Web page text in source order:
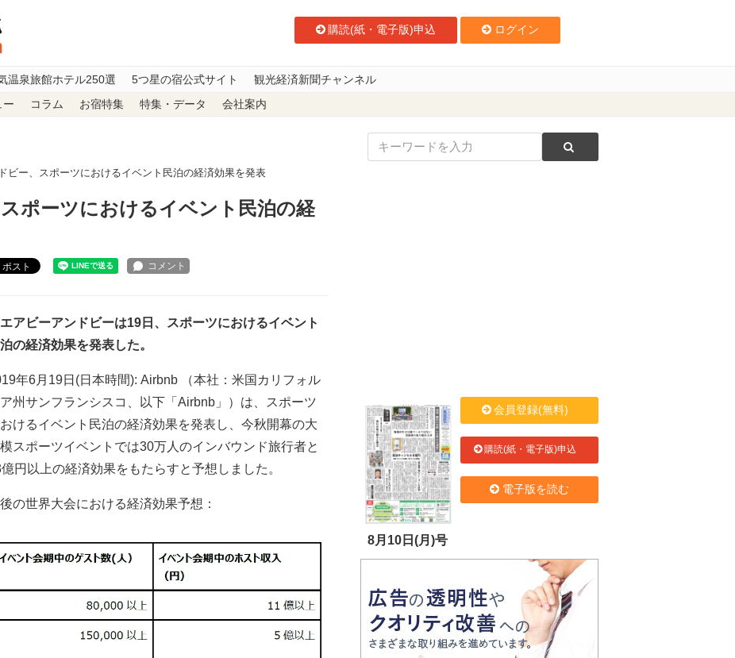
購読(紙・電子版)申込 ログイン
温泉旅館ホテル250選 5つ星の宿公式サイト 観光経済新聞チャンネル
ー コラム お宿特集 特集・データ 会社案内
ビー、スポーツにおけるイベント民泊の経済効果を発表
ポーツにおけるイベント民泊の経
ポスト
アビーアンドビーは19日、スポーツにおけるイベント
の経済効果を発表した。
年6月19日(日本時間): Airbnb （本社：米国カリフォル
州サンフランシスコ、以下「Airbnb」）は、スポーツ
けるイベント民泊の経済効果を発表し、今秋開幕の大
スポーツイベントでは30万人のインバウンド旅行者と
円以上の経済効果をもたらすと予想しました。
の世界大会における経済効果予想：
8月10日(月)号
会員登録(無料)
購読(紙・電子版)申込
電子版を読む